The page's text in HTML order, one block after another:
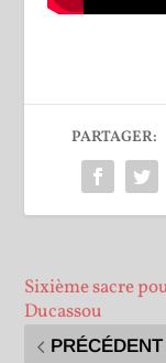
PARTAGER:
Sixième sacre
Ducassou
PRÉCÉDENT